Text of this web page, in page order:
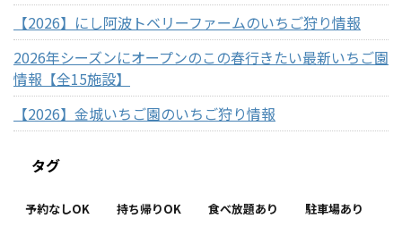
【2026】にし阿波トベリーファームのいちご狩り情報
2026年シーズンにオープンのこの春行きたい最新いちご園
情報【全15施設】
【2026】金城いちご園のいちご狩り情報
タグ
予約なしOK 持ち帰りOK 食べ放題あり 駐車場あり